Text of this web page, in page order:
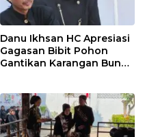
Danu Ikhsan HC Apresiasi
Gagasan Bibit Pohon
Gantikan Karangan Bunga